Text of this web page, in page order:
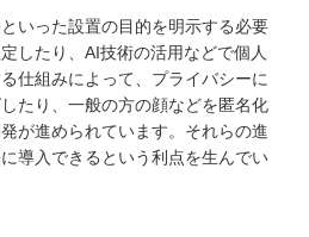
いった設置の目的を明示する必要
したり、AI技術の活用などで個人
仕組みによって、プライバシーに
たり、一般の方の顔などを匿名化
が進められています。それらの進
導入できるという利点を生んでい